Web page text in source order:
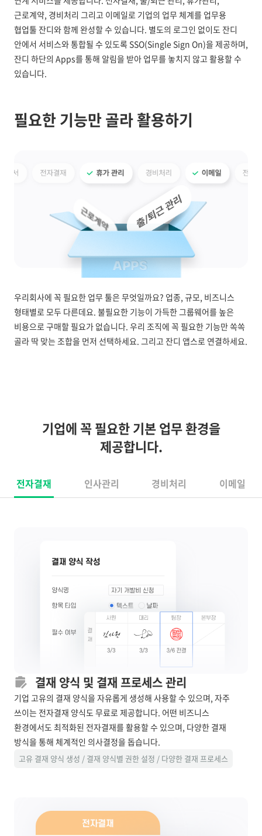
근로계약, 경비처리 그리고 이메일로 기업의 업무 체계를 업무용
협업툴 잔디와 함께 완성할 수 있습니다. 별도의 로그인 없이도 잔디
안에서 서비스와 통합될 수 있도록 SSO(Single Sign On)을 제공하며,
잔디 하단의 Apps를 통해 알림을 받아 업무를 놓치지 않고 활용할 수
있습니다.
필요한 기능만 골라 활용하기
우리회사에 꼭 필요한 업무 툴은 무엇일까요? 업종, 규모, 비즈니스
형태별로 모두 다른데요. 불필요한 기능이 가득한 그룹웨어를 높은
비용으로 구매할 필요가 없습니다. 우리 조직에 꼭 필요한 기능만 쏙쏙
골라 딱 맞는 조합을 먼저 선택하세요. 그리고 잔디 앱스로 연결하세요.
기업에 꼭 필요한 기본 업무 환경을
제공합니다.
전자결재 인사관리 경비처리 이메일
결재 양식 및 결재 프로세스 관리
기업 고유의 결재 양식을 자유롭게 생성해 사용할 수 있으며, 자주
쓰이는 전자결재 양식도 무료로 제공합니다. 어떤 비즈니스
환경에서도 최적화된 전자결재를 활용할 수 있으며, 다양한 결재
방식을 통해 체계적인 의사결정을 돕습니다.
고유 결재 양식 생성 / 결재 양식별 권한 설정 / 다양한 결재 프로세스